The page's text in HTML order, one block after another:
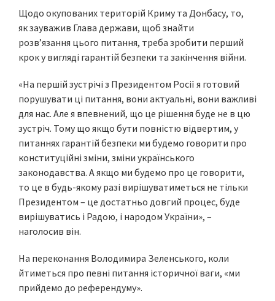
Щодо окупованих територій Криму та Донбасу, то,
як зауважив Глава держави, щоб знайти
розв’язання цього питання, треба зробити перший
крок у вигляді гарантій безпеки та закінчення війни.
«На першій зустрічі з Президентом Росії я готовий
порушувати ці питання, вони актуальні, вони важливі
для нас. Але я впевнений, що це рішення буде не в цю
зустріч. Тому що якщо бути повністю відвертим, у
питаннях гарантій безпеки ми будемо говорити про
конституційні зміни, зміни українського
законодавства. А якщо ми будемо про це говорити,
то це в будь-якому разі вирішуватиметься не тільки
Президентом – це достатньо довгий процес, буде
вирішуватись і Радою, і народом України», –
наголосив він.
На переконання Володимира Зеленського, коли
йтиметься про певні питання історичної ваги, «ми
прийдемо до референдуму».